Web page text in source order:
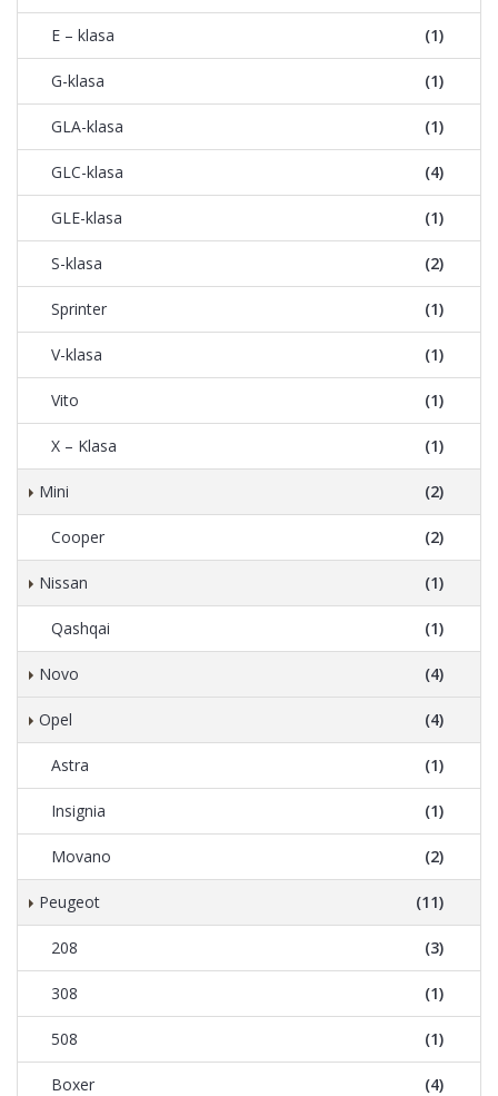
E – klasa (1)
G-klasa (1)
GLA-klasa (1)
GLC-klasa (4)
GLE-klasa (1)
S-klasa (2)
Sprinter (1)
V-klasa (1)
Vito (1)
X – Klasa (1)
Mini (2)
Cooper (2)
Nissan (1)
Qashqai (1)
Novo (4)
Opel (4)
Astra (1)
Insignia (1)
Movano (2)
Peugeot (11)
208 (3)
308 (1)
508 (1)
Boxer (4)